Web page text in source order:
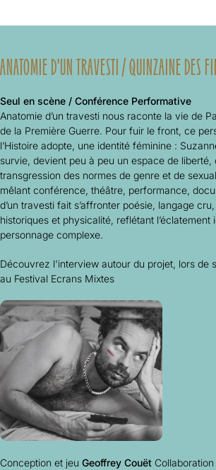
ANATOMIE D'UN TRAVESTI / QUINZAINE DES
Seul en scène / Conférence Performative
Anatomie d’un travesti nous raconte la vie de
de la Première Guerre. Pour fuir le front, ce
l’Histoire adopte, une identité féminine :
survie, devient peu à peu un espace de liberté,
transgression des normes de genre et de
mêlant conférence, théâtre, performance,
d’un travesti fait s’affronter poésie, langage
historiques et physicalité, reflétant l’éclatement
personnage complexe.
Découvrez l'interview autour du projet, lors de
au Festival Ecrans Mixtes
Conception et jeu Geoffrey Couët